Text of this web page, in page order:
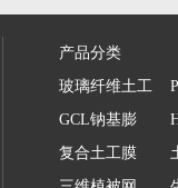
产品分类
玻璃纤维土工
GCL钠基膨
复合土工膜